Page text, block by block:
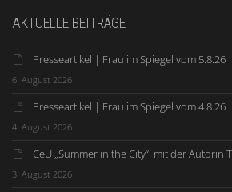
AKTUELLE BEITRÄGE
Presseartikel | Frau im Spiegel vom 5.8.26
6. August 2026
Presseartikel | Frau im Spiegel vom 4.8.26
4. August 2026
CeU „Summer in the City“ mit der Autorin
3. August 2026